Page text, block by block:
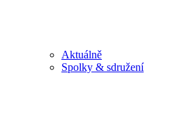
Aktuálně
Spolky & sdružení